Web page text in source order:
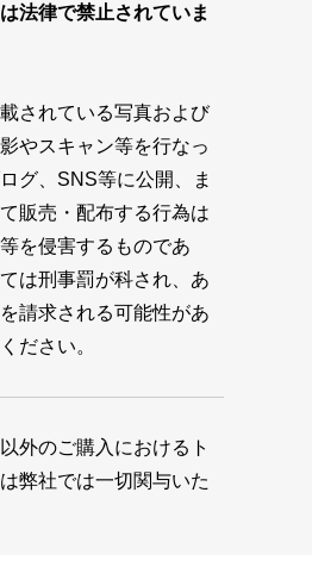
法律で禁止されていま
されている写真および
やスキャン等を行なっ
グ、SNS等に公開、ま
販売・配布する行為は
を侵害するものであ
は刑事罰が科され、あ
請求される可能性があ
ださい。
外のご購入におけるト
弊社では一切関与いた